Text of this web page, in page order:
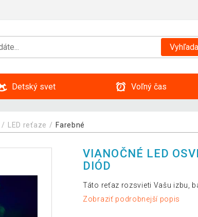
Detský svet Voľný čas
LED reťaze Farebné
VIANOČNÉ LED
DIÓD
Táto reťaz rozsvieti Vašu izbu,
Zobraziť podrobnejší popis